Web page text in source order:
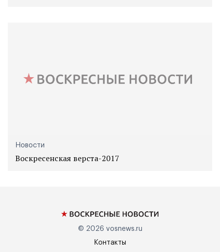
Новости
Воскресенская верста-2017
© 2026 vosnews.ru
Контакты